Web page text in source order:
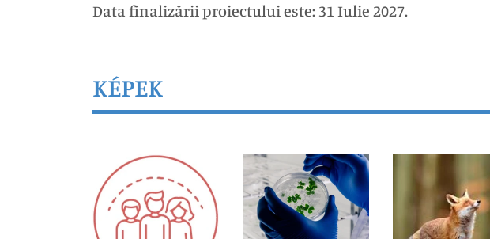
Data finalizării proiectului este: 31 Iulie 2027.
KÉPEK